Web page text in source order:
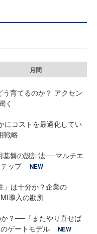
月間
育てるのか？ アクセン
く
にコストを最適化してい
戦略
基盤の設計法──マルチエ
ップ
NEW
」は十分か？企業の
導入の勘所
か？──「またやり直せば
ゲートモデル
NEW